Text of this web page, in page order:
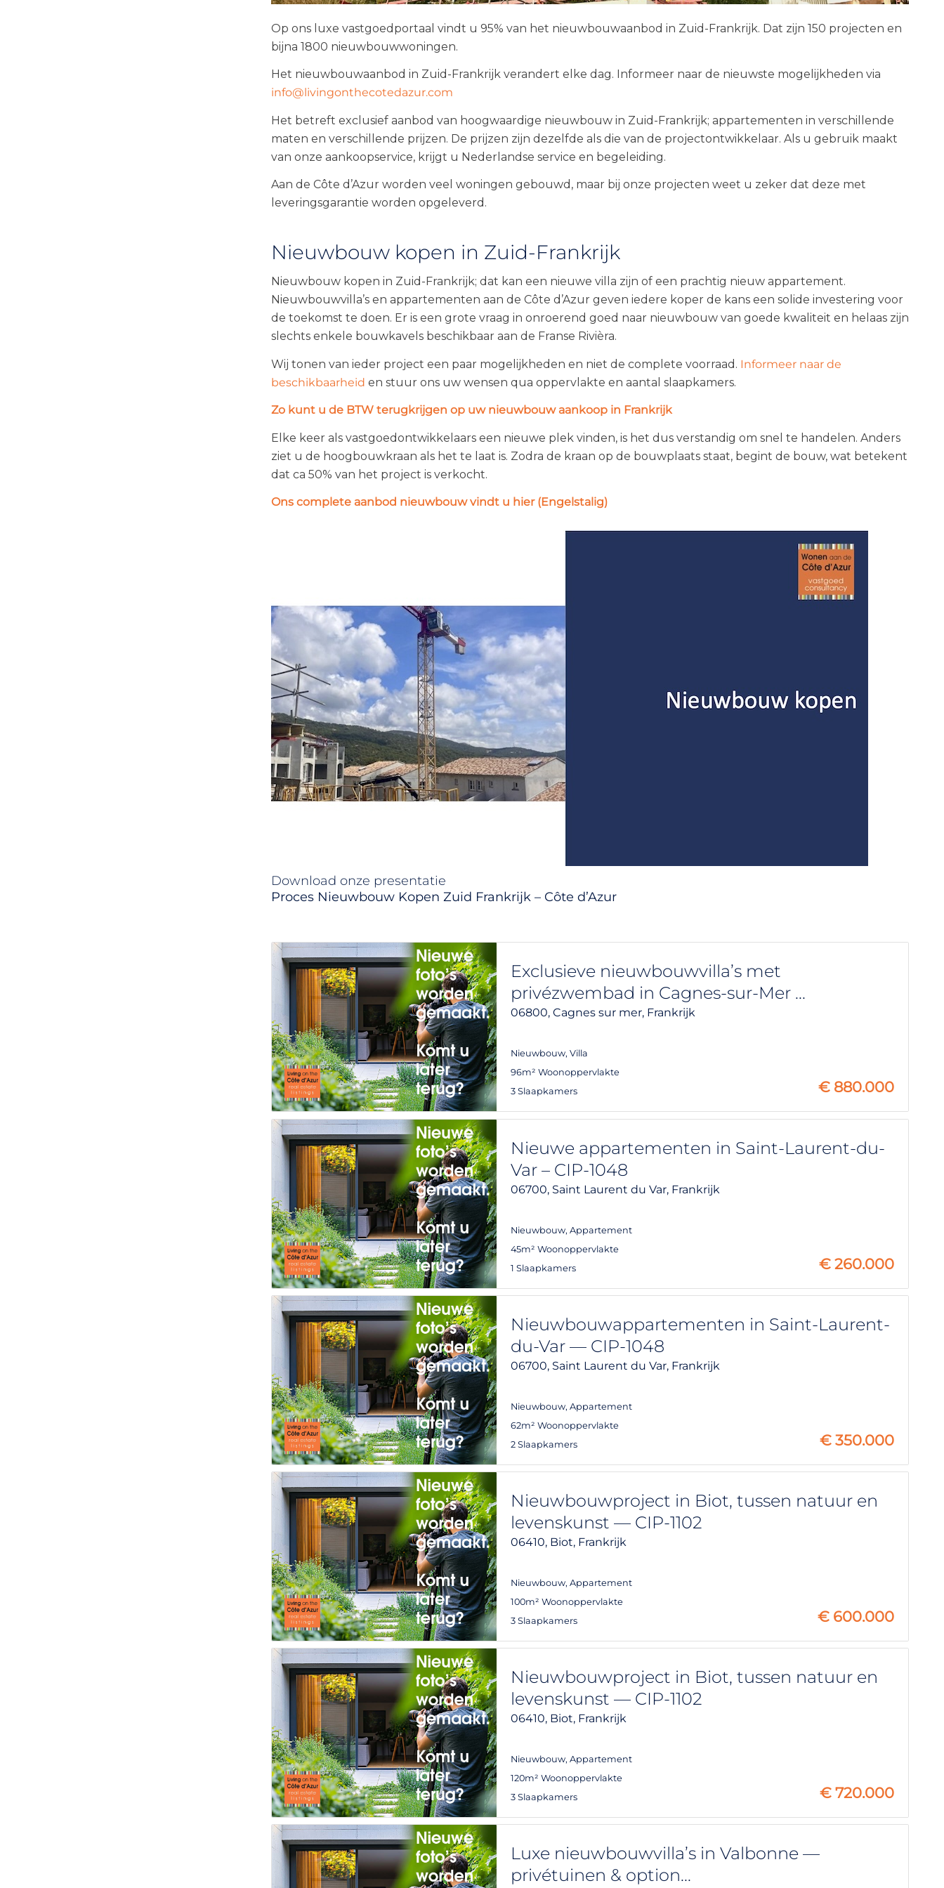
Op ons luxe vastgoedportaal vindt u 95% van het nieuwbouwaanbod in Zuid-Frankrijk. Dat zijn 150 projecten en
bijna 1800 nieuwbouwwoningen.
Het nieuwbouwaanbod in Zuid-Frankrijk verandert elke dag. Informeer naar de nieuwste mogelijkheden via
info@livingonthecotedazur.com
Het betreft exclusief aanbod van hoogwaardige nieuwbouw in Zuid-Frankrijk; appartementen in verschillende
maten en verschillende prijzen. De prijzen zijn dezelfde als die van de projectontwikkelaar. Als u gebruik maakt
van onze aankoopservice, krijgt u Nederlandse service en begeleiding.
Aan de Côte d’Azur worden veel woningen gebouwd, maar bij onze projecten weet u zeker dat deze met
leveringsgarantie worden opgeleverd.
Nieuwbouw kopen in Zuid-Frankrijk
Nieuwbouw kopen in Zuid-Frankrijk; dat kan een nieuwe villa zijn of een prachtig nieuw appartement.
Nieuwbouwvilla’s en appartementen aan de Côte d’Azur geven iedere koper de kans een solide investering voor
de toekomst te doen. Er is een grote vraag in onroerend goed naar nieuwbouw van goede kwaliteit en helaas zijn
slechts enkele bouwkavels beschikbaar aan de Franse Rivièra.
Wij tonen van ieder project een paar mogelijkheden en niet de complete voorraad. Informeer naar de
beschikbaarheid en stuur ons uw wensen qua oppervlakte en aantal slaapkamers.
Zo kunt u de BTW terugkrijgen op uw nieuwbouw aankoop in Frankrijk
Elke keer als vastgoedontwikkelaars een nieuwe plek vinden, is het dus verstandig om snel te handelen. Anders
ziet u de hoogbouwkraan als het te laat is. Zodra de kraan op de bouwplaats staat, begint de bouw, wat betekent
dat ca 50% van het project is verkocht.
Ons complete aanbod nieuwbouw vindt u hier (Engelstalig)
Download onze presentatie
Proces Nieuwbouw Kopen Zuid Frankrijk – Côte d’Azur
Exclusieve nieuwbouwvilla’s met
privézwembad in Cagnes-sur-Mer ...
06800, Cagnes sur mer, Frankrijk
Nieuwbouw, Villa
96m² Woonoppervlakte
3 Slaapkamers
€ 880.000
Nieuwe appartementen in Saint-Laurent-du-
Var – CIP-1048
06700, Saint Laurent du Var, Frankrijk
Nieuwbouw, Appartement
45m² Woonoppervlakte
1 Slaapkamers
€ 260.000
Nieuwbouwappartementen in Saint-Laurent-
du-Var — CIP-1048
06700, Saint Laurent du Var, Frankrijk
Nieuwbouw, Appartement
62m² Woonoppervlakte
2 Slaapkamers
€ 350.000
Nieuwbouwproject in Biot, tussen natuur en
levenskunst — CIP-1102
06410, Biot, Frankrijk
Nieuwbouw, Appartement
100m² Woonoppervlakte
3 Slaapkamers
€ 600.000
Nieuwbouwproject in Biot, tussen natuur en
levenskunst — CIP-1102
06410, Biot, Frankrijk
Nieuwbouw, Appartement
120m² Woonoppervlakte
3 Slaapkamers
€ 720.000
Luxe nieuwbouwvilla’s in Valbonne —
privétuinen & option...